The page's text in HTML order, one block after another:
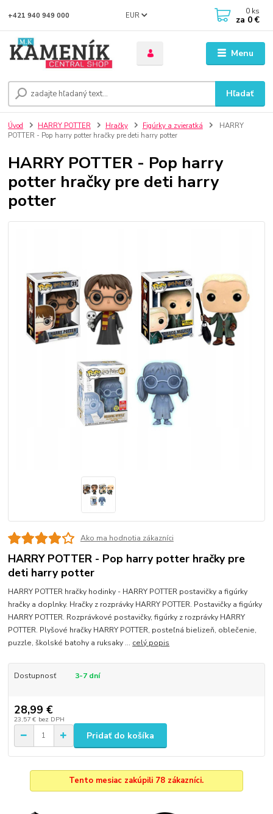
Menu
EUR
Hľadať
+421 940 949 000 0 ks
za 0 €
Úvod HARRY POTTER Hračky Figúrky a zvieratká
HARRY
POTTER - Pop harry potter hračky pre deti harry potter
HARRY POTTER - Pop harry
potter hračky pre deti harry
potter
Ako ma hodnotia zákazníci
HARRY POTTER - Pop harry potter hračky pre
deti harry potter
HARRY POTTER hračky hodinky - HARRY POTTER postavičky a figúrky
hračky a doplnky. Hračky z rozprávky HARRY POTTER. Postavičky a figúrky
HARRY POTTER. Rozprávkové postavičky, figúrky z rozprávky HARRY
POTTER. Plyšové hračky HARRY POTTER, posteľná bielizeň, oblečenie,
puzzle, školské batohy a ruksaky ... celý popis
Dostupnosť 3-7 dní
28,99 €
23,57 € bez DPH
Pridať do košíka
Tento mesiac zakúpili 78 zákazníci.